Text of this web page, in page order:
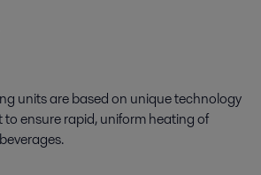
units are based on unique technology
ensure rapid, uniform heating of